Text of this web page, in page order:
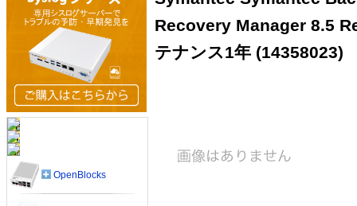
Recovery Manager 8.5
テナンス1年 (14358023)
OpenBlocks